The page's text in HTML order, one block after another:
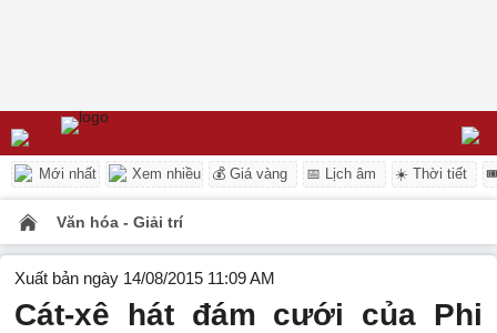
Mới nhất Xem nhiều 💰 Giá vàng 📅 Lịch âm ☀️ Thời tiết
Văn hóa - Giải trí
Xuất bản ngày 14/08/2015 11:09 AM
Cát-xê hát đám cưới của Phi